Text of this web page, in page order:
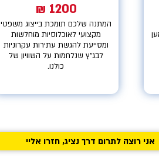
1200 ₪
המתנה שלכם תומכת בייצוג משפטי
מקצועי לאוכלוסיות מוחלשות
ומסייעת להגשת עתירות עקרוניות
לבג"ץ שנלחמות על השוויון של
כולנו.
אני רוצה לתרום דרך נציג, חזרו אליי